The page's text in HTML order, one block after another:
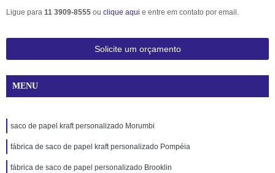
Ligue para 11 3909-8555 ou clique aqui e entre em contato por email.
Solicite um orçamento
MENU
saco de papel kraft personalizado Morumbi
fábrica de saco de papel kraft personalizado Pompéia
fábrica de saco de papel personalizado Brooklin